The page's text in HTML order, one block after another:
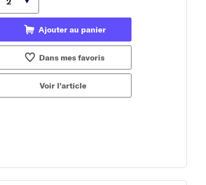
Ajouter au panier
Dans mes favoris
Voir l'article